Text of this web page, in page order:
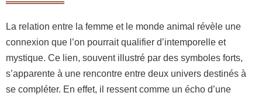
La relation entre la femme et le monde animal révèle une
connexion que l’on pourrait qualifier d’intemporelle et
mystique. Ce lien, souvent illustré par des symboles forts,
s’apparente à une rencontre entre deux univers destinés à
se compléter. En effet, il ressent comme un écho d’une